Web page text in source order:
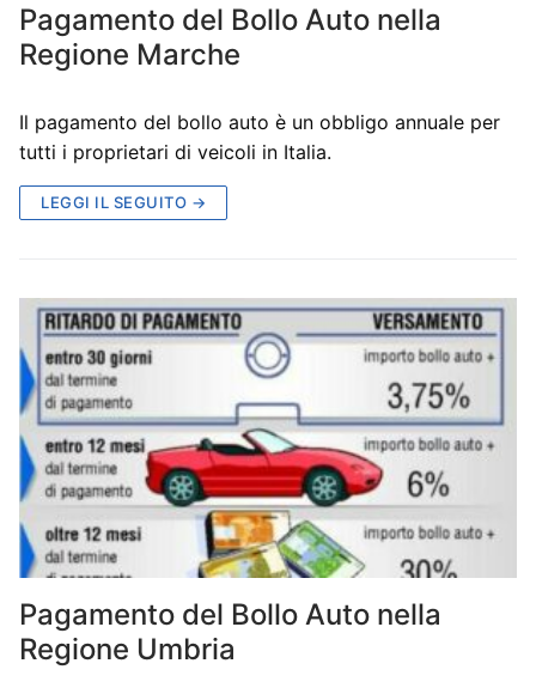
Pagamento del Bollo Auto nella
Regione Marche
Il pagamento del bollo auto è un obbligo annuale per
tutti i proprietari di veicoli in Italia.
LEGGI IL SEGUITO →
Pagamento del Bollo Auto nella
Regione Umbria